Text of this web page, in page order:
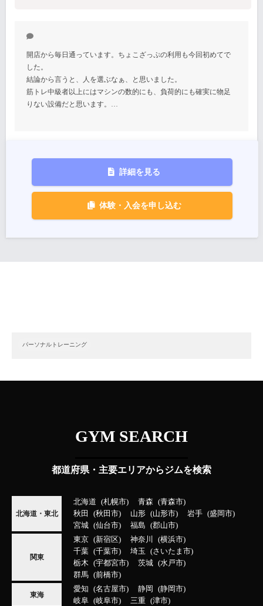
開店から毎日通っています。ちょこざっぷの利用も今回初めてで
した。
結論から言うと、人を選ぶなぁ、と思いました。
筋トレ中級者以上にはマシンの数的にも、負荷的にも確実に物足
りない設備だと思います。…
詳細を見る
体験・入会を申し込む
パーソナルトレーニング
GYM SEARCH
都道府県・主要エリアからジムを検索
北海道・東北
北海道 札幌市 青森
青森市
秋田
秋田市 山形 山形市 岩手
盛岡市
宮城
仙台市 福島 郡山市
関東
東京 新宿区 神奈川
横浜市
千葉
千葉市 埼玉
さいたま市
栃木
宇都宮市 茨城
水戸市
群馬
前橋市
東海
愛知 名古屋市 静岡
静岡市
岐阜
岐阜市 三重 津市